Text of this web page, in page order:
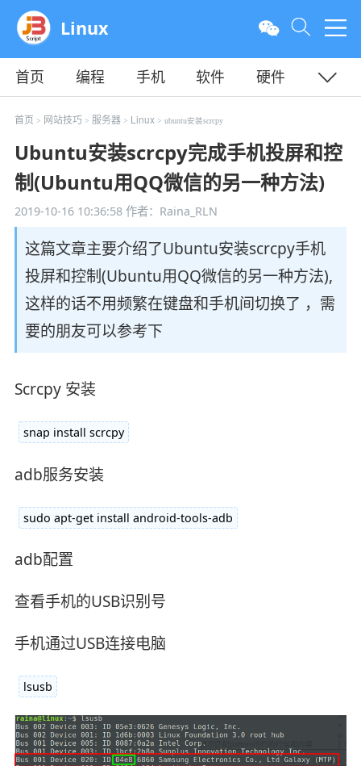
Linux
首页 编程 手机 软件
硬件
教程
平面 服务器
首页 > 网站技巧 > 服务器> Linux> ubuntu安装scrcpy
Ubuntu安装scrcpy完成手机投屏和控
制(Ubuntu用QQ微信的另一种方法)
2019-10-16 10:36:58作者：Raina_RLN
这篇文章主要介绍了Ubuntu安装scrcpy手机
投屏和控制(Ubuntu用QQ微信的另一种方法),
这样的话不用频繁在键盘和手机间切换了 ，需
要的朋友可以参考下
Scrcpy 安装
snap install scrcpy
adb服务安装
sudo apt-get install android-tools-adb
adb配置
查看手机的USB识别号
手机通过USB连接电脑
lsusb